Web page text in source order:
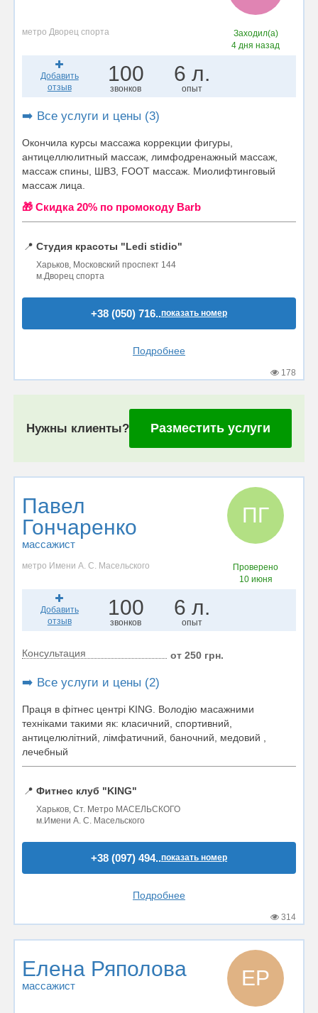
метро Дворец спорта
Заходил(а)
4 дня назад
Добавить
отзыв
100
звонков
6 л.
опыт
➡️ Все услуги и цены (3)
Окончила курсы массажа коррекции фигуры,
антицеллюлитный массаж, лимфодренажный массаж,
массаж спины, ШВЗ, FOOT массаж. Миолифтинговый
массаж лица.
🎁 Cкидка 20% по промокоду Barb
📍 Студия красоты "Ledi stidio"
Харьков, Московский проспект 144
м.Дворец спорта
+38 (050) 716..показать номер
Подробнее
178
Нужны клиенты? Разместить услуги
Павел
Гончаренко
массажист
ПГ
метро Имени А. С. Масельского
Проверено
10 июня
Добавить
отзыв
100
звонков
6 л.
опыт
Консультация от 250 грн.
➡️ Все услуги и цены (2)
Праця в фітнес центрі KING. Володію масажними
техніками такими як: класичний, спортивний,
антицелюлітний, лімфатичний, баночний, медовий ,
лечебный
📍 Фитнес клуб "KING"
Харьков, Ст. Метро МАСЕЛЬСКОГО
м.Имени А. С. Масельского
+38 (097) 494..показать номер
Подробнее
314
Елена Ряполова
массажист ЕР